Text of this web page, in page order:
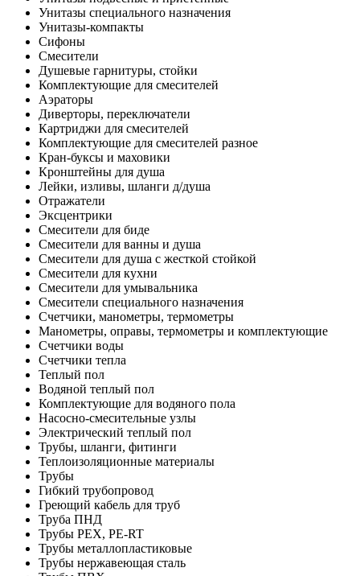
Унитазы специального назначения
Унитазы-компакты
Сифоны
Смесители
Душевые гарнитуры, стойки
Комплектующие для смесителей
Аэраторы
Диверторы, переключатели
Картриджи для смесителей
Комплектующие для смесителей разное
Кран-буксы и маховики
Кронштейны для душа
Лейки, изливы, шланги д/душа
Отражатели
Эксцентрики
Смесители для биде
Смесители для ванны и душа
Смесители для душа с жесткой стойкой
Смесители для кухни
Смесители для умывальника
Смесители специального назначения
Счетчики, манометры, термометры
Манометры, оправы, термометры и комплектующие
Счетчики воды
Счетчики тепла
Теплый пол
Водяной теплый пол
Комплектующие для водяного пола
Насосно-смесительные узлы
Электрический теплый пол
Трубы, шланги, фитинги
Теплоизоляционные материалы
Трубы
Гибкий трубопровод
Греющий кабель для труб
Труба ПНД
Трубы PEX, PE-RT
Трубы металлопластиковые
Трубы нержавеющая сталь